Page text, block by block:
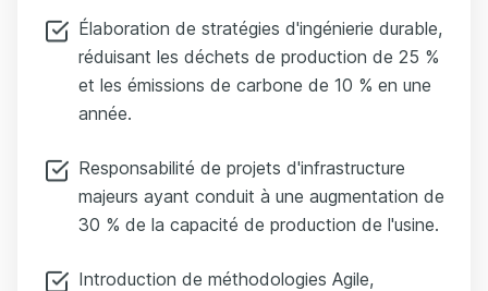
Élaboration de stratégies d'ingénierie durable,
réduisant les déchets de production de 25 %
et les émissions de carbone de 10 % en une
année.
Responsabilité de projets d'infrastructure
majeurs ayant conduit à une augmentation de
30 % de la capacité de production de l'usine.
Introduction de méthodologies Agile,